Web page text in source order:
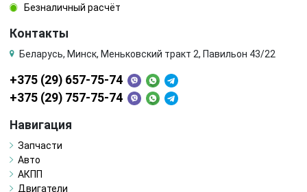
Безналичный расчёт
Контакты
Беларусь, Минск, Меньковский тракт 2, Павильон 43/22
+375 (29) 657-75-74
+375 (29) 757-75-74
Навигация
Запчасти
Авто
АКПП
Двигатели